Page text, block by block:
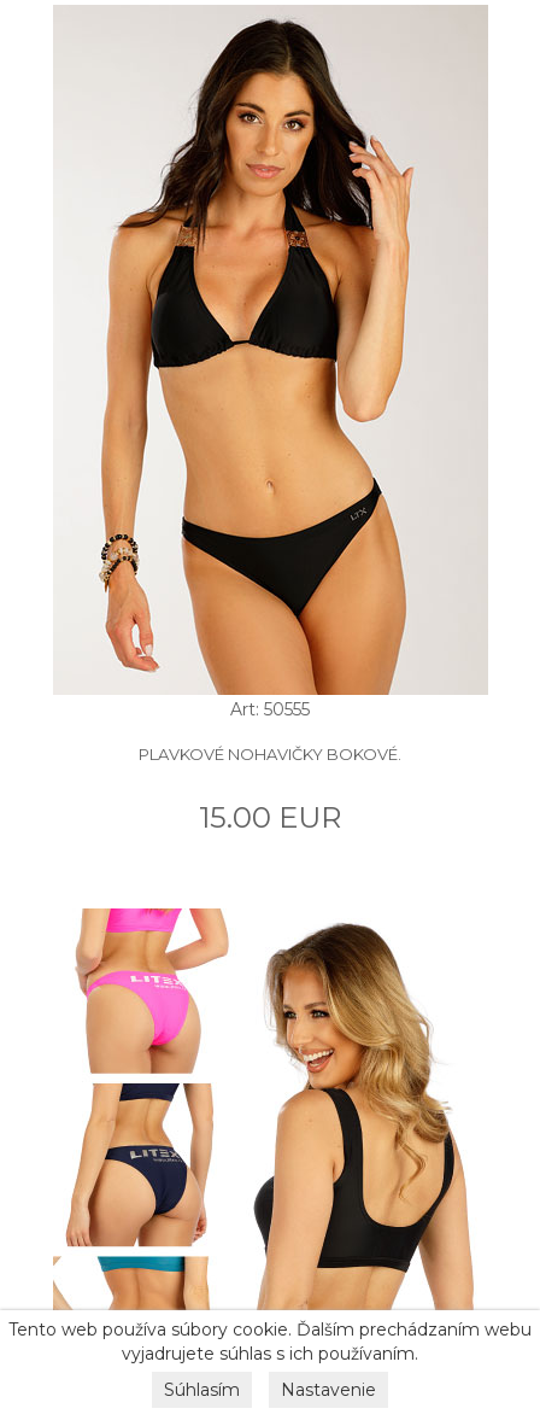
Art: 50555
PLAVKOVÉ NOHAVIČKY BOKOVÉ.
15.00 EUR
Tento web používa súbory cookie. Ďalším prechádzaním webu
vyjadrujete súhlas s ich používaním.
Súhlasím
Nastavenie